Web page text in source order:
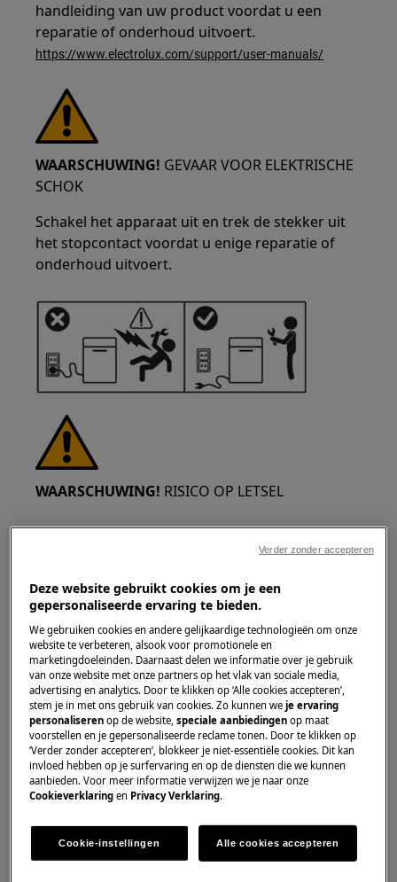
handleiding van uw product voordat u een
reparatie of onderhoud uitvoert.
https://www.electrolux.com/support/user-manuals/
WAARSCHUWING! GEVAAR VOOR ELEKTRISCHE
SCHOK
Schakel het apparaat uit en trek de stekker uit
het stopcontact voordat u enige reparatie of
onderhoud uitvoert.
WAARSCHUWING! RISICO OP LETSEL
Wees altijd voorzichtig bij het verplaatsen van
apparaten. Voor zware apparaten is het het
veiligst als twee personen het verplaatsen.
Gebruik altijd veiligheidshandschoenen en
veiligheidsschoenen. Draag te allen tijde
veiligheidshandschoenen om je te beschermen
tegen snijwonden door scherpe randen.
WAARSCHUWING! RISICO OP OOGLETSEL
Deze website gebruikt cookies om je een
gepersonaliseerde ervaring te bieden.
We gebruiken cookies en andere gelijkaardige technologieën om onze
website te verbeteren, alsook voor promotionele en
marketingdoeleinden. Daarnaast delen we informatie over je gebruik
van onze website met onze partners op het vlak van sociale media,
advertising en analytics. Door te klikken op ‘Alle cookies accepteren’,
stem je in met ons gebruik van cookies. Zo kunnen weje ervaring
personaliseren op de website,speciale aanbiedingen op maat
voorstellen en je gepersonaliseerde reclame tonen. Door te klikken op
‘Verder zonder accepteren’, blokkeer je niet-essentiële cookies. Dit kan
invloed hebben op je surfervaring en op de diensten die we kunnen
aanbieden. Voor meer informatie verwijzen we je naar onze
Cookieverklaring en Privacy Verklaring.
Cookie-instellingen Alle cookies accepteren
Verder zonder accepteren